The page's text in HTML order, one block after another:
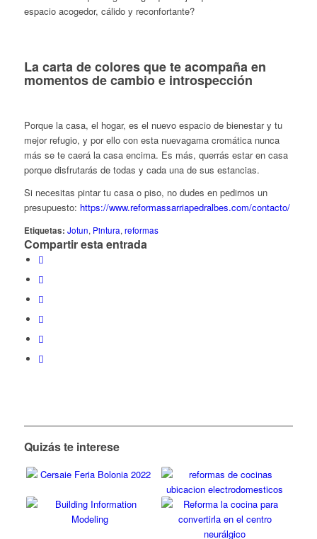
espacio acogedor, cálido y reconfortante?
La carta de colores que te acompaña en
momentos de cambio e introspección
Porque la casa, el hogar, es el nuevo espacio de bienestar y tu
mejor refugio, y por ello con esta nuevagama cromática nunca
más se te caerá la casa encima. Es más, querrás estar en casa
porque disfrutarás de todas y cada una de sus estancias.
Si necesitas pintar tu casa o piso, no dudes en pedirnos un
presupuesto: https://www.reformassarriapedralbes.com/contacto/
Etiquetas: Jotun, Pintura, reformas
Compartir esta entrada
Quizás te interese